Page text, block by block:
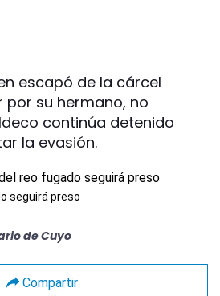
escapó de la cárcel
su hermano, no
continúa detenido
la evasión.
seguirá preso
de Cuyo
Compartir